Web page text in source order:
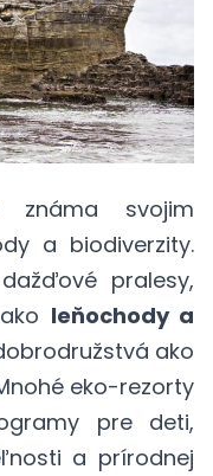
svojim
a biodiverzity.
pralesy,
leňochody a
ako
eko-rezorty
pre deti,
a prírodnej